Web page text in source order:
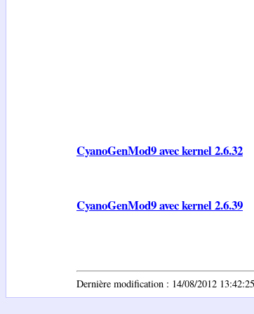
CyanoGenMod9 avec kernel 2.6.32
CyanoGenMod9 avec kernel 2.6.39
Dernière modification : 14/08/2012